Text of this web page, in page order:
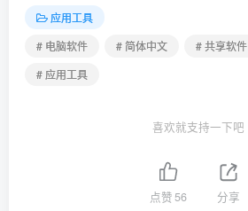
应用工具
# 电脑软件
# 简体中文 # 共享软件
# 应用工具
喜欢就支持一下吧
点赞 56 分享